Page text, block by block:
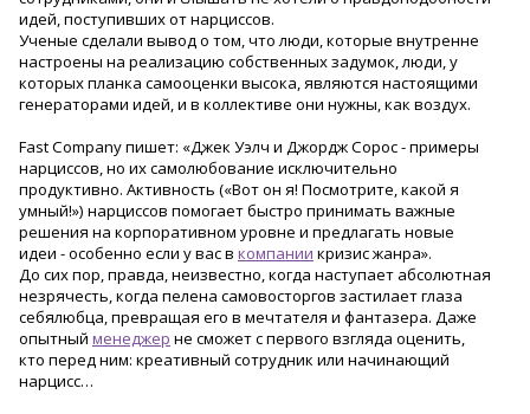
идей, поступивших от нарциссов.
Ученые сделали вывод о том, что люди, которые внутренне
настроены на реализацию собственных задумок, люди, у
которых планка самооценки высока, являются настоящими
генераторами идей, и в коллективе они нужны, как воздух.
Fast Company пишет: «Джек Уэлч и Джордж Сорос - примеры
нарциссов, но их самолюбование исключительно
продуктивно. Активность («Вот он я! Посмотрите, какой я
умный!») нарциссов помогает быстро принимать важные
решения на корпоративном уровне и предлагать новые
идеи - особенно если у вас в компании кризис жанра».
До сих пор, правда, неизвестно, когда наступает абсолютная
незрячесть, когда пелена самовосторгов застилает глаза
себялюбца, превращая его в мечтателя и фантазера. Даже
опытный менеджер не сможет с первого взгляда оценить,
кто перед ним: креативный сотрудник или начинающий
нарцисс…